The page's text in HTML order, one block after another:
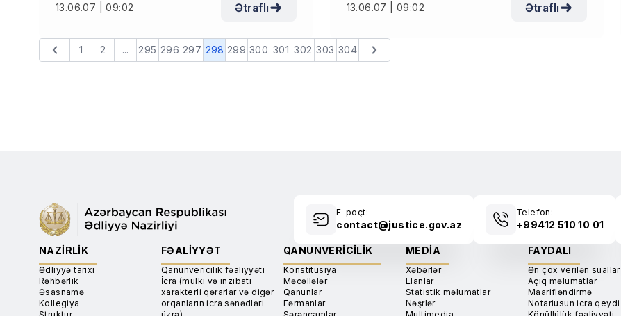
13.06.07 | 09:02 Ətraflı 13.06.07 | 09:02 Ətraflı
1 2 ... 295 296 297 298 299 300 301 302 303 304
E-poçt:
contact@justice.gov.az
Telefon:
+99412 510 10 01
NAZIRLIK
Ədliyyə tarixi
Rəhbərlik
Əsasnamə
Kollegiya
FƏALIYYƏT
Qanunvericilik fəaliyyəti
İcra (mülki və inzibati
xarakterli qərarlar və digər
orqanların icra sənədləri
QANUNVERICILIK
Konstitusiya
Məcəllələr
Qanunlar
Fərmanlar
MEDIA
Xəbərlər
Elanlar
Statistik məlumatlar
Nəşrlər
FAYDALI
Ən çox verilən suallar
Açıq məlumatlar
Maarifləndirmə
Notariusun icra qeydi